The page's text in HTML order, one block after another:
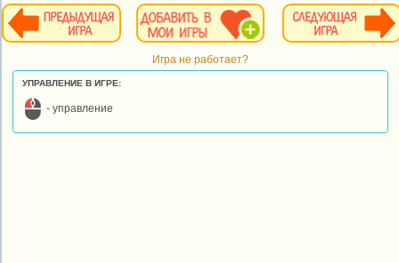
Игра не работает?
УПРАВЛЕНИЕ В ИГРЕ:
- управление